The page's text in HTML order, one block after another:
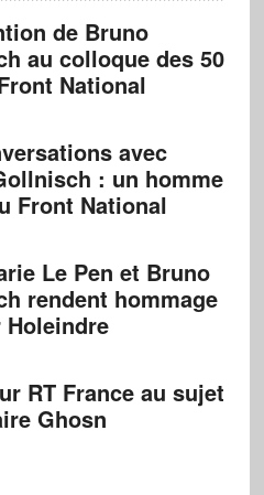
de Bruno
au colloque des 50
National
avec
: un homme
Front National
Le Pen et Bruno
rendent hommage
Holeindre
RT France au sujet
Ghosn